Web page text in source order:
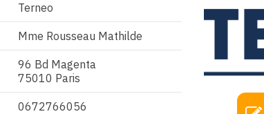
Terneo
Mme Rousseau Mathilde
96 Bd Magenta
75010 Paris
0672766056